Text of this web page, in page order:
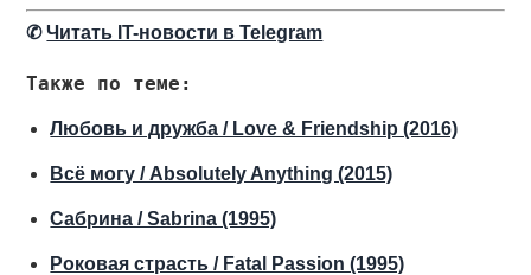
✆Читать IT-новости в Telegram
Также по теме:
Любовь и дружба / Love & Friendship (2016)
Всё могу / Absolutely Anything (2015)
Сабрина / Sabrina (1995)
Роковая страсть / Fatal Passion (1995)